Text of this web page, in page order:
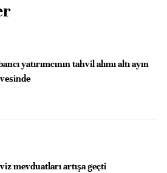
yatırımcının tahvil alımı altı ayın
mevduatları artışa geçti